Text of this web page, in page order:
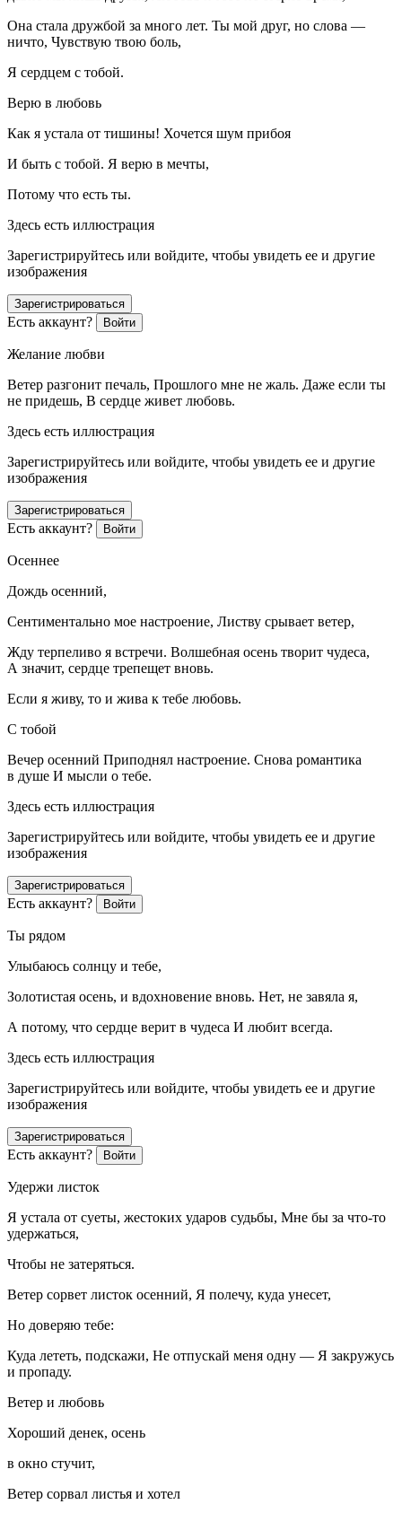
Она стала дружбой за много лет. Ты мой друг, но слова —
ничто, Чувствую твою боль,
Я сердцем с тобой.
Верю в любовь
Как я устала от тишины! Хочется шум прибоя
И быть с тобой. Я верю в мечты,
Потому что есть ты.
Здесь есть иллюстрация
Зарегистрируйтесь или войдите, чтобы увидеть ее и другие
изображения
Зарегистрироваться
Есть аккаунт? Войти
Желание любви
Ветер разгонит печаль, Прошлого мне не жаль. Даже если ты
не придешь, В сердце живет любовь.
Здесь есть иллюстрация
Зарегистрируйтесь или войдите, чтобы увидеть ее и другие
изображения
Зарегистрироваться
Есть аккаунт? Войти
Осеннее
Дождь осенний,
Сентиментально мое настроение, Листву срывает ветер,
Жду терпеливо я встречи. Волшебная осень творит чудеса,
А значит, сердце трепещет вновь.
Если я живу, то и жива к тебе любовь.
С тобой
Вечер осенний Приподнял настроение. Снова романтика
в душе И мысли о тебе.
Здесь есть иллюстрация
Зарегистрируйтесь или войдите, чтобы увидеть ее и другие
изображения
Зарегистрироваться
Есть аккаунт? Войти
Ты рядом
Улыбаюсь солнцу и тебе,
Золотистая осень, и вдохновение вновь. Нет, не завяла я,
А потому, что сердце верит в чудеса И любит всегда.
Здесь есть иллюстрация
Зарегистрируйтесь или войдите, чтобы увидеть ее и другие
изображения
Зарегистрироваться
Есть аккаунт? Войти
Удержи листок
Я устала от суеты, жестоких ударов судьбы, Мне бы за что-то
удержаться,
Чтобы не затеряться.
Ветер сорвет листок осенний, Я полечу, куда унесет,
Но доверяю тебе:
Куда лететь, подскажи, Не отпускай меня одну — Я закружусь
и пропаду.
Ветер и любовь
Хороший денек, осень
в окно стучит,
Ветер сорвал листья и хотел